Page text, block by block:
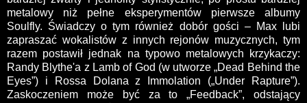
metalowy niż pełne eksperymentów pierwsze albumy
Soulfly. Świadczy o tym również dobór gości – Max lubi
zapraszać wokalistów z innych rejonów muzycznych, tym
razem postawił jednak na typowo metalowych krzykaczy:
Randy Blythe'a z Lamb of God (w utworze „Dead Behind the
Eyes”) i Rossa Dolana z Immolation („Under Rapture”).
Zaskoczeniem może być za to „Feedback”, odstający